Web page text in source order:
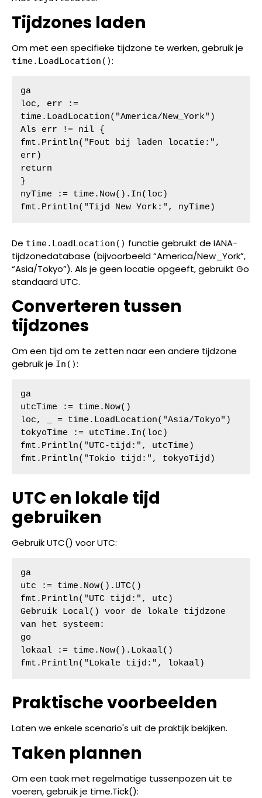
Tijdzones laden
Om met een specifieke tijdzone te werken, gebruik je
time.LoadLocation():
ga
loc, err :=
time.LoadLocation("America/New_York")
Als err != nil {
fmt.Println("Fout bij laden locatie:",
err)
return
}
nyTime := time.Now().In(loc)
fmt.Println("Tijd New York:", nyTime)
De time.LoadLocation() functie gebruikt de IANA-
tijdzonedatabase (bijvoorbeeld “America/New_York”,
“Asia/Tokyo”). Als je geen locatie opgeeft, gebruikt Go
standaard UTC.
Converteren tussen
tijdzones
Om een tijd om te zetten naar een andere tijdzone
gebruik je In():
ga
utcTime := time.Now()
loc, _ = time.LoadLocation("Asia/Tokyo")
tokyoTime := utcTime.In(loc)
fmt.Println("UTC-tijd:", utcTime)
fmt.Println("Tokio tijd:", tokyoTijd)
UTC en lokale tijd
gebruiken
Gebruik UTC() voor UTC:
ga
utc := time.Now().UTC()
fmt.Println("UTC tijd:", utc)
Gebruik Local() voor de lokale tijdzone
van het systeem:
go
lokaal := time.Now().Lokaal()
fmt.Println("Lokale tijd:", lokaal)
Praktische voorbeelden
Laten we enkele scenario's uit de praktijk bekijken.
Taken plannen
Om een taak met regelmatige tussenpozen uit te
voeren, gebruik je time.Tick():